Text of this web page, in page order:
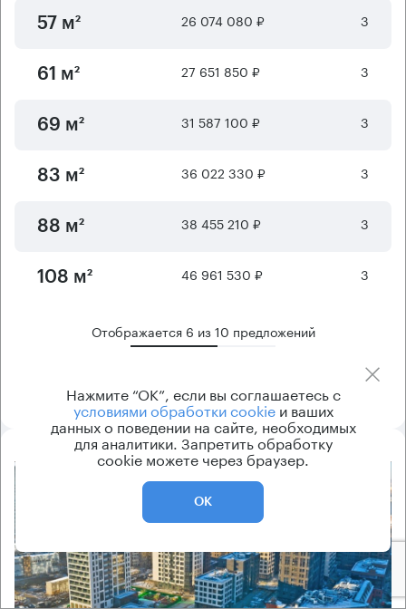
57 м² 26 074 080 ₽ 3
61 м² 27 651 850 ₽ 3
69 м² 31 587 100 ₽ 3
83 м² 36 022 330 ₽ 3
88 м² 38 455 210 ₽ 3
108 м² 46 961 530 ₽ 3
Отображается 6 из10 предложений
Нажмите “ОК”, если вы соглашаетесь с
условиями обработки cookieи ваших
данных о поведении на сайте, необходимых
для аналитики. Запретить обработку
cookie можете через браузер.
ОК